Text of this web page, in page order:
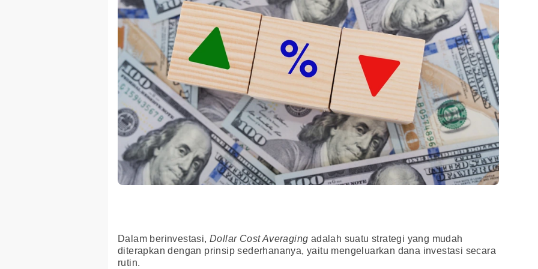
Dalam berinvestasi, Dollar Cost Averaging adalah suatu strategi yang mudah
diterapkan dengan prinsip sederhananya, yaitu mengeluarkan dana investasi secara
rutin.